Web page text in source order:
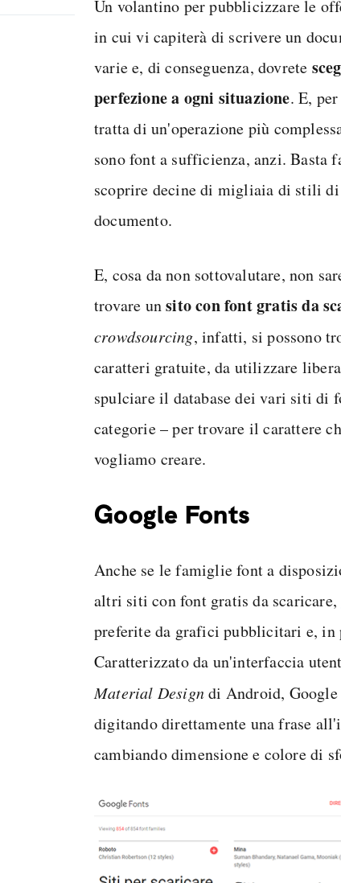
Un volantino per pubblicizzare le
in cui vi capiterà di scrivere un
varie e, di conseguenza, dovrete
perfezione a ogni situazione. E,
tratta di un'operazione più
sono font a sufficienza, anzi. Basta
scoprire decine di migliaia di stili
documento.
E, cosa da non sottovalutare, non
trovare unsito con font gratis da
crowdsourcing, infatti, si possono
caratteri gratuite, da utilizzare
spulciare il database dei vari siti di
categorie – per trovare il carattere
vogliamo creare.
Google Fonts
Anche se le famiglie font a
altri siti con font gratis da scaricare,
preferite da grafici pubblicitari e, in
Caratterizzato da un'interfaccia
Material Designdi Android,
digitando direttamente una frase
cambiando dimensione e colore di